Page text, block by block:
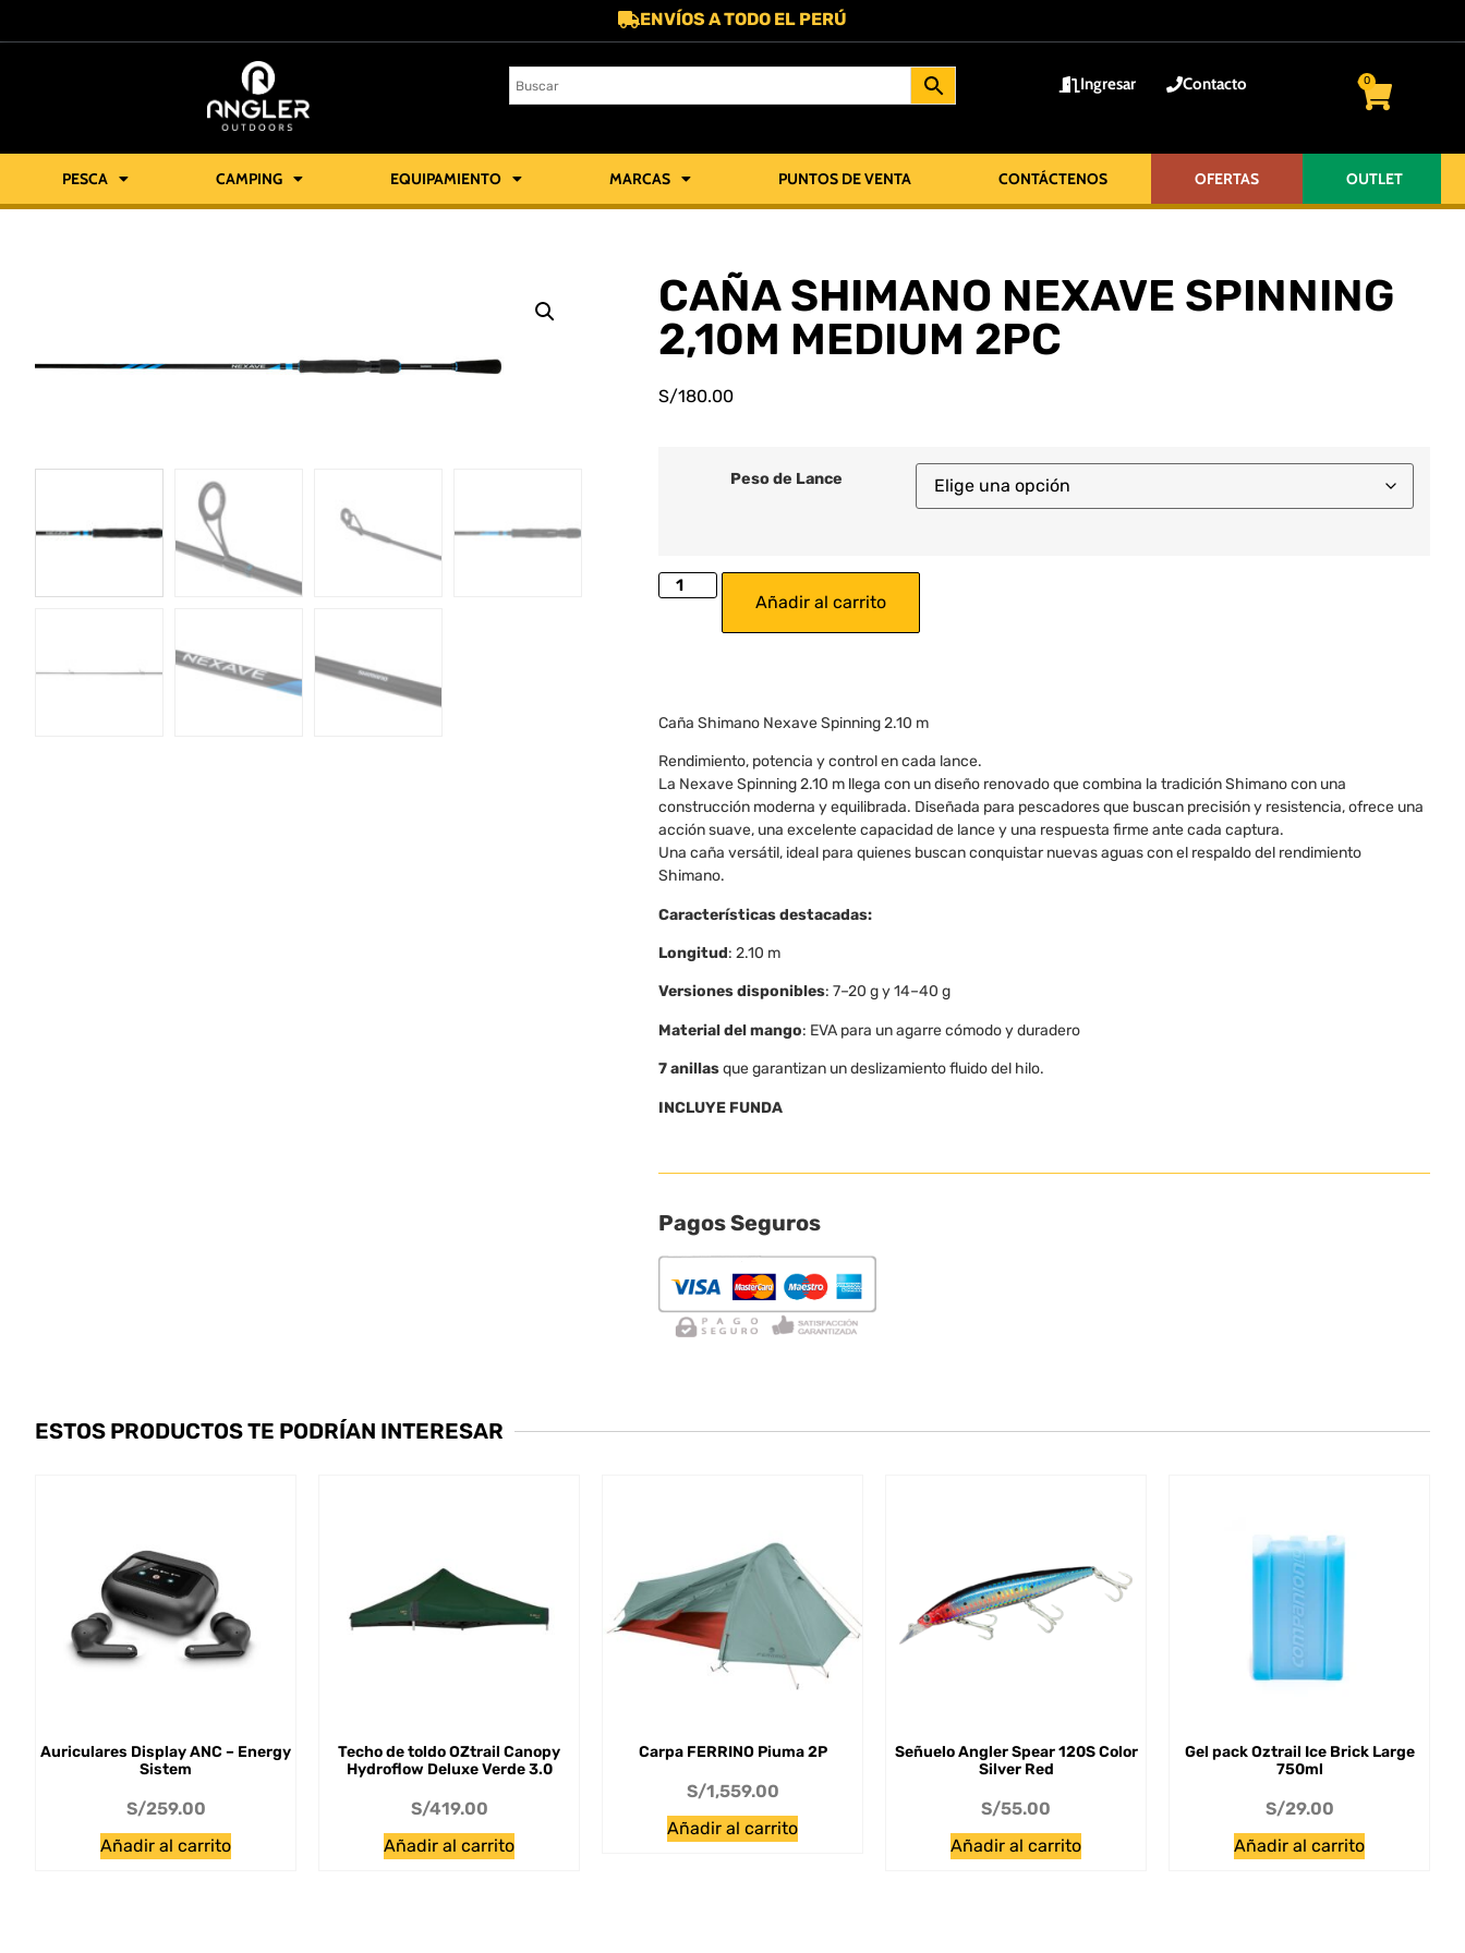
ENVÍOS A TODO EL PERÚ
Ingresar Contacto 0
PESCA CAMPING EQUIPAMIENTO MARCAS PUNTOS DE VENTA CONTÁCTENOS OFERTAS OUTLET
CAÑA SHIMANO NEXAVE SPINNING
2,10M MEDIUM 2PC
S/180.00
Peso de Lance
Añadir al carrito
Caña Shimano Nexave Spinning 2.10 m
Rendimiento, potencia y control en cada lance.
La Nexave Spinning 2.10 m llega con un diseño renovado que combina la tradición Shimano con una
construcción moderna y equilibrada. Diseñada para pescadores que buscan precisión y resistencia, ofrece una
acción suave, una excelente capacidad de lance y una respuesta firme ante cada captura.
Una caña versátil, ideal para quienes buscan conquistar nuevas aguas con el respaldo del rendimiento
Shimano.
Características destacadas:
Longitud: 2.10 m
Versiones disponibles: 7–20 g y 14–40 g
Material del mango: EVA para un agarre cómodo y duradero
7 anillasque garantizan un deslizamiento fluido del hilo.
INCLUYE FUNDA
Pagos Seguros
ESTOS PRODUCTOS TE PODRÍAN INTERESAR
Auriculares Display ANC – Energy
Sistem
S/259.00
Añadir al carrito
Techo de toldo OZtrail Canopy
Hydroflow Deluxe Verde 3.0
S/419.00
Añadir al carrito
Carpa FERRINO Piuma 2P
S/1,559.00
Añadir al carrito
Señuelo Angler Spear 120S Color
Silver Red
S/55.00
Añadir al carrito
Gel pack Oztrail Ice Brick Large
750ml
S/29.00
Añadir al carrito